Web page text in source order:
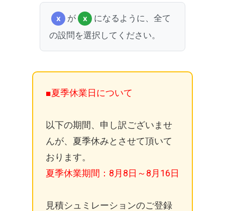
x が x
になるように、全て
の設問を選択してください。
■夏季休業日について
以下の期間、申し訳ございませ
んが、夏季休みとさせて頂いて
おります。
夏季休業期間：8月8日～8月16日
見積シュミレーションのご登録